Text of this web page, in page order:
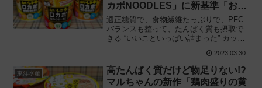
カボNOODLES」に新基準「おい
しさプラス」誕生!!
適正糖質で、食物繊維たっぷりで、PFC
バランスも整って、たんぱく質も摂取で
きる “いいこといっぱい詰まった” カップ
NOODLES（ロカボヌードル）おいしさ
プラス」を食べてみた感想と評価・レビ
ューです。
2023.03.30
東洋水産
高たんぱく質だけど物足りない!?
マルちゃんの新作「鶏肉盛りの黄